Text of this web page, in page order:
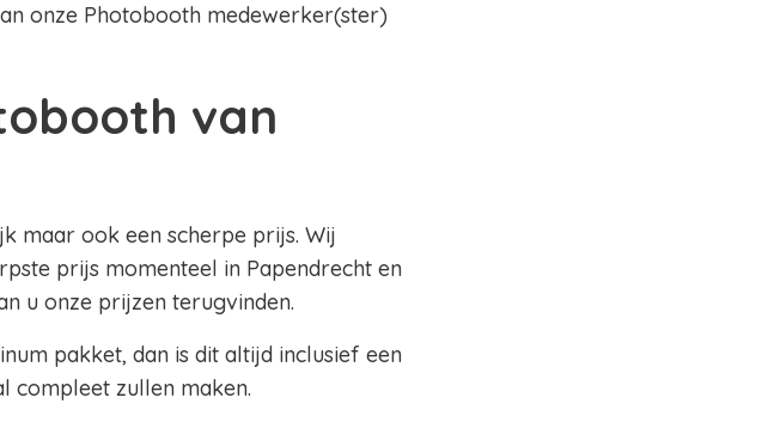
onze Photobooth medewerker(ster)
van
maar ook een scherpe prijs. Wij
prijs momenteel in Papendrecht en
u onze prijzen terugvinden.
pakket, dan is dit altijd inclusief een
compleet zullen maken.